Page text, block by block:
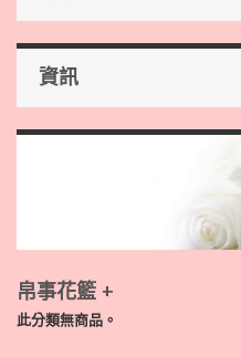
資訊
帛事花籃 +
此分類無商品。